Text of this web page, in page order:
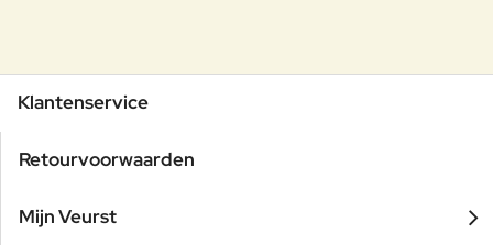
Klantenservice
Retourvoorwaarden
Mijn Veurst